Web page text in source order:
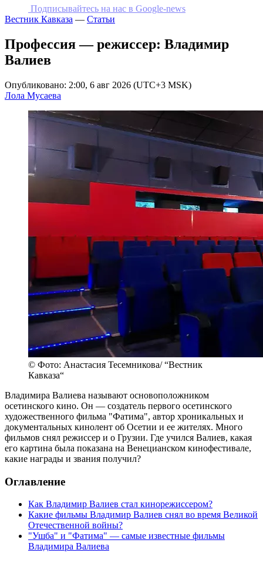
Подписывайтесь на наc в Google-news
Вестник Кавказа — Статьи
Профессия — режиссер: Владимир
Валиев
Опубликовано: 2:00, 6 авг 2026 (UTC+3 MSK)
Лола Мусаева
© Фото: Анастасия Тесемникова/ “Вестник
Кавказа“
Владимира Валиева называют основоположником
осетинского кино. Он — создатель первого осетинского
художественного фильма "Фатима", автор хроникальных и
документальных кинолент об Осетии и ее жителях. Много
фильмов снял режиссер и о Грузии. Где учился Валиев, какая
его картина была показана на Венецианском кинофестивале,
какие награды и звания получил?
Оглавление
Как Владимир Валиев стал кинорежиссером?
Какие фильмы Владимир Валиев снял во время Великой
Отечественной войны?
"Ушба" и "Фатима" — самые известные фильмы
Владимира Валиева